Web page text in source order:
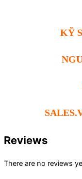
KỸ
Reviews
There are no reviews